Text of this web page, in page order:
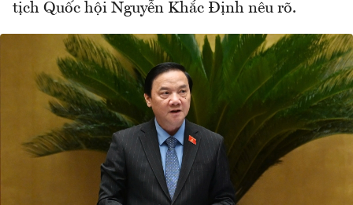
tịch Quốc hội Nguyễn Khắc Định nêu rõ.